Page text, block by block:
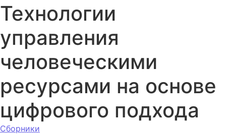
Технологии
управления
человеческими
ресурсами на основе
цифрового подхода
Сборники